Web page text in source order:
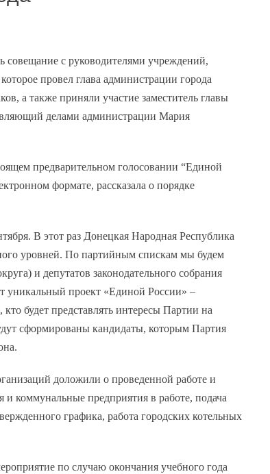
совещание с руководителями учреждений,
провел глава администрации города
а также приняли участие заместитель главы
делами администрации Мария
предварительном голосовании “Единой
формате, рассказала о порядке
В этот раз Донецкая Народная Республика
уровней. По партийным спискам мы будем
и депутатов законодательного собрания
уникальный проект «Единой России» –
будет представлять интересы Партии на
сформированы кандидаты, которым Партия
доложили о проведенной работе и
коммунальные предприятия в работе, подача
графика, работа городских котельных
по случаю окончания учебного года